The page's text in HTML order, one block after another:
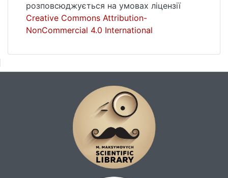
розповсюджується на умовах ліцензії
Creative Commons Attribution-
NonCommercial 4.0 International